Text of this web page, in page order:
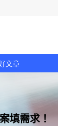
文章
填需求！